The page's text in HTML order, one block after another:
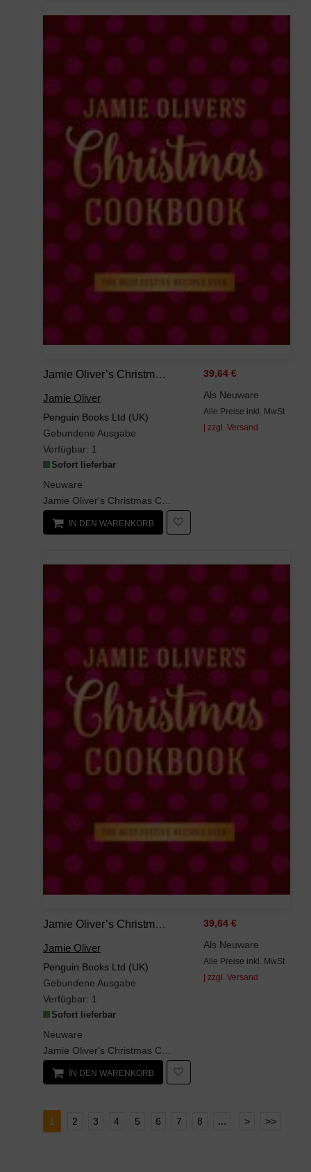
Jamie Oliver’s Christmas Cookbook
Jamie Oliver
Penguin Books Ltd (UK)
Gebundene Ausgabe
Verfügbar: 1
Sofort lieferbar
Neuware
39,64 €
Als Neuware
Alle Preise inkl. MwSt
| zzgl. Versand
IN DEN WARENKORB
Jamie Oliver’s Christmas Cookbook
Jamie Oliver
Penguin Books Ltd (UK)
Gebundene Ausgabe
Verfügbar: 1
Sofort lieferbar
Neuware
39,64 €
Als Neuware
Alle Preise inkl. MwSt
| zzgl. Versand
IN DEN WARENKORB
1 2 3 4 5 6 7 8 ... > >>